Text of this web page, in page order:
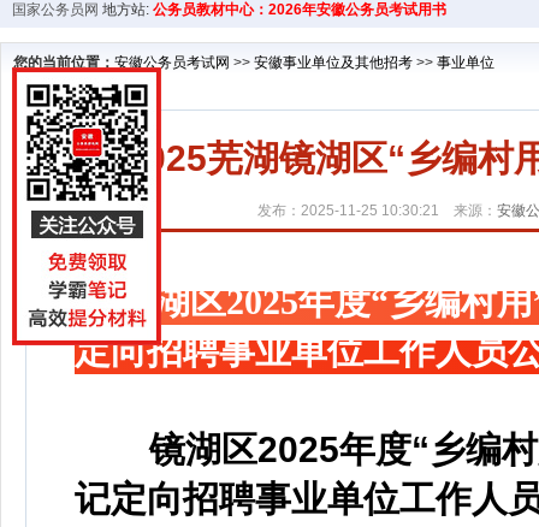
安徽公务员行测试题 在线咨询 教材中心
国家公务员网 地方站: 公务员教材中心：2026年安徽公务员考试用书
您的当前位置： 安徽公务员考试网 >> 安徽事业单位及其他招考 >> 事业单位
2025芜湖镜湖区“乡编村
发布：2025-11-25 10:30:21 来源： 安徽
镜湖区2025年度“乡编村
定向招聘事业单位工作人员
镜湖区2025年度“乡编
记定向招聘事业单位工作人